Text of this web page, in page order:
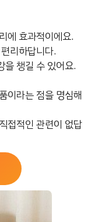
에 효과적이에요.
리하답니다.
을 챙길 수 있어요.
이라는 점을 명심해
접적인 관련이 없답